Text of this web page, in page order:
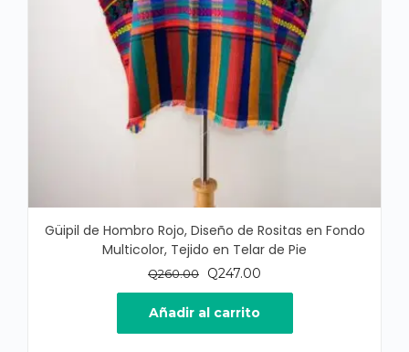
Güipil de Hombro Rojo, Diseño de Rositas en Fondo
Multicolor, Tejido en Telar de Pie
Q260.00
El
precio
original
era:
Q247.00
precio
es:
Añadir al carrito